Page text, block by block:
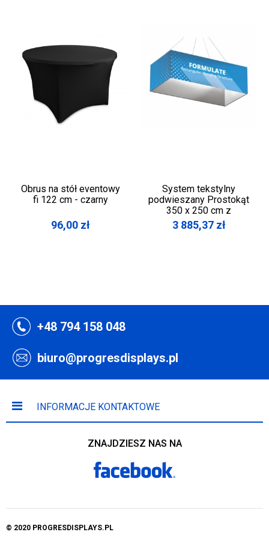
Obrus na stół eventowy
fi 122 cm - czarny
96,00 zł
System tekstylny
podwieszany Prostokąt
350 x 250 cm z
wydrukiem
3 885,37 zł
+48 794 158 048
biuro@progresdisplays.pl
INFORMACJE KONTAKTOWE
ZNAJDZIESZ NAS NA
© 2020 PROGRESDISPLAYS.PL